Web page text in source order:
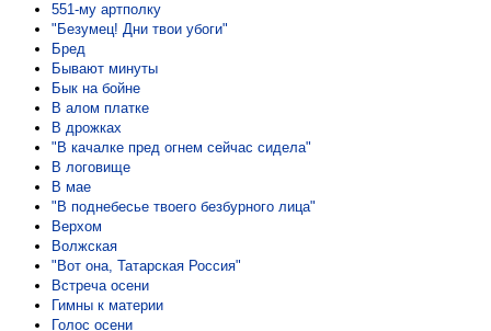
Рейтинг стихотворений
551-му артполку
"Безумец! Дни твои убоги"
Бред
Бывают минуты
Бык на бойне
В алом платке
В дрожках
"В качалке пред огнем сейчас сидела"
В логовище
В мае
"В поднебесье твоего безбурного лица"
Верхом
Волжская
"Вот она, Татарская Россия"
Встреча осени
Гимны к материи
Голос осени